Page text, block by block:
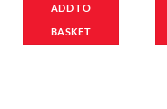
ADD TO
BASKET